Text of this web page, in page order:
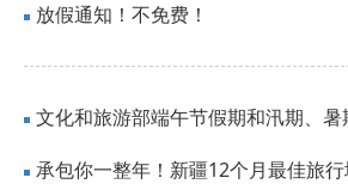
放假通知！不免费！